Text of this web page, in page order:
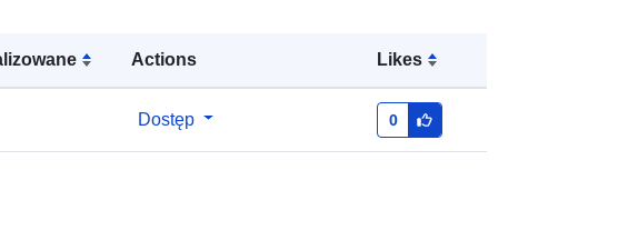
Actions Likes
Dostęp 0
4769-b9c0-cb7bbd89c1d5
http://data.europa.eu/88u/dataset/fr-
120066022-srv-92cb837f-4657-
49ec-9c3f-1bd6e558de31